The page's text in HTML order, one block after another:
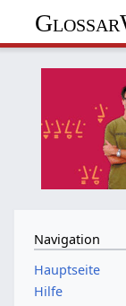
Navigation
Hauptseite
Hilfe